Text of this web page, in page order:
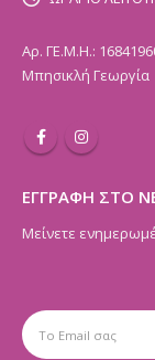
Αρ. ΓΕ.Μ.Η.:
Μπησικλή Γεωργία
ΕΓΓΡΑΦΗ ΣΤΟ
Μείνετε